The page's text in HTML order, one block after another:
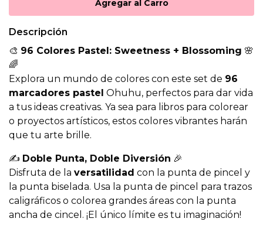
Descripción
🎨 96 Colores Pastel: Sweetness + Blossoming 🌸
🌈
Explora un mundo de colores con este set de 96
marcadores pastel Ohuhu, perfectos para dar vida
a tus ideas creativas. Ya sea para libros para colorear
o proyectos artísticos, estos colores vibrantes harán
que tu arte brille.
✍️ Doble Punta, Doble Diversión 🎉
Disfruta de la versatilidad con la punta de pincel y
la punta biselada. Usa la punta de pincel para trazos
caligráficos o colorea grandes áreas con la punta
ancha de cincel. ¡El único límite es tu imaginación!